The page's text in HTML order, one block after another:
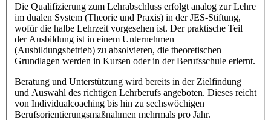
Die Qualifizierung zum Lehrabschluss erfolgt analog zur Lehre
im dualen System (Theorie und Praxis) in der JES-Stiftung,
wofür die halbe Lehrzeit vorgesehen ist. Der praktische Teil
der Ausbildung ist in einem Unternehmen
(Ausbildungsbetrieb) zu absolvieren, die theoretischen
Grundlagen werden in Kursen oder in der Berufsschule erlernt.
Beratung und Unterstützung wird bereits in der Zielfindung
und Auswahl des richtigen Lehrberufs angeboten. Dieses reicht
von Individualcoaching bis hin zu sechswöchigen
Berufsorientierungsmaßnahmen mehrmals pro Jahr.